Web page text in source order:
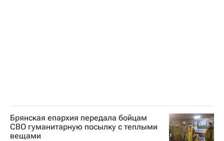
Брянская епархия передала бойцам
СВО гуманитарную посылку с теплыми
вещами